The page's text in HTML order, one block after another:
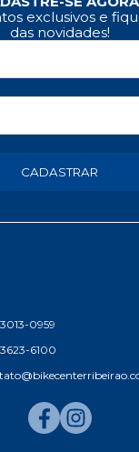
exclusivos e
das novidades!
CADASTRAR
3013-0959
3623-6100